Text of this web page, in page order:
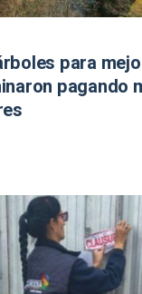
para
pagando